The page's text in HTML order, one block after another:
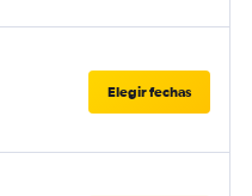
Elegir fechas